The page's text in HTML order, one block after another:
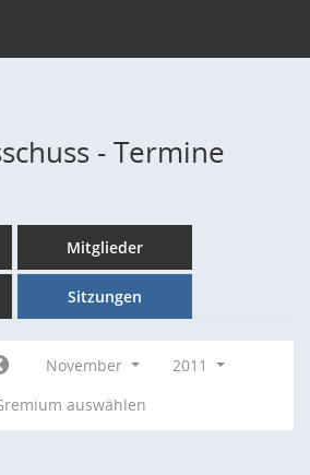
- Termine
Mitglieder
Sitzungen
November
2011
auswählen